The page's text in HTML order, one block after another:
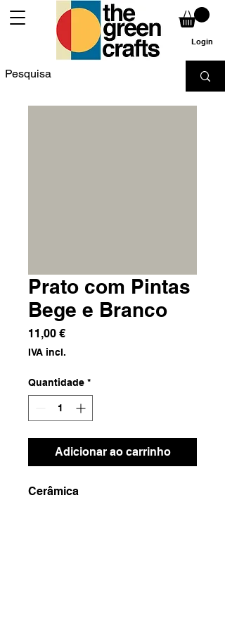
Login
Prato com Pintas
Bege e Branco
11,00 €Preço
IVA incl.
Quantidade *
Adicionar ao carrinho
Cerâmica